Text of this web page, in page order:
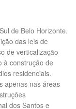
de Belo Horizonte.
das leis de
de verticalização
à construção de
residenciais.
apenas nas áreas
dos Santos e